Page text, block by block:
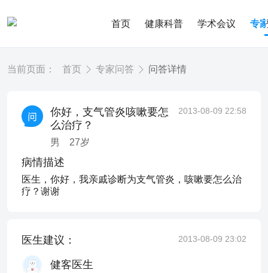
首页 健康科普 学术会议 专
当前页面： 首页 专家问答 问答详情
你好，支气管炎咳嗽要怎
么治疗？
男 27岁
2013-08-09 22:58
病情描述
医生，你好，我亲戚诊断为支气管炎，咳嗽要怎么治
疗？谢谢
医生建议： 2013-08-09 23:02
健客医生